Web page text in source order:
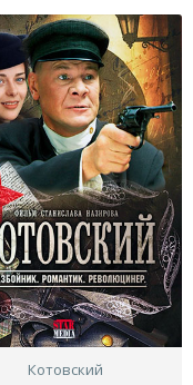
Котовский